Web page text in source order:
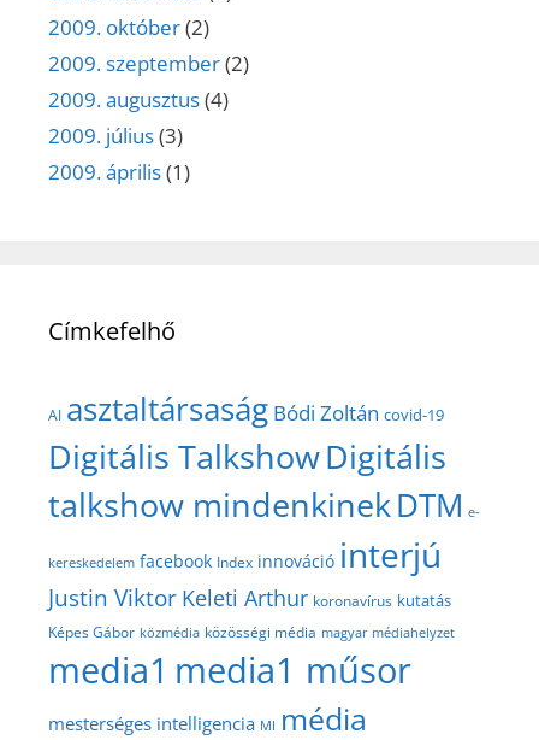
2009. október(2)
2009. szeptember(2)
2009. augusztus(4)
2009. július(3)
2009. április(1)
Címkefelhő
AI asztaltársaság Bódi Zoltán covid-19
Digitális TalkshowDigitális
talkshow mindenkinekDTM e-
kereskedelem facebook Index innováció interjú
Justin Viktor Keleti Arthur koronavírus kutatás
Képes Gábor közmédia közösségi média magyar médiahelyzet
media1 media1 műsor
mesterséges intelligencia MI média